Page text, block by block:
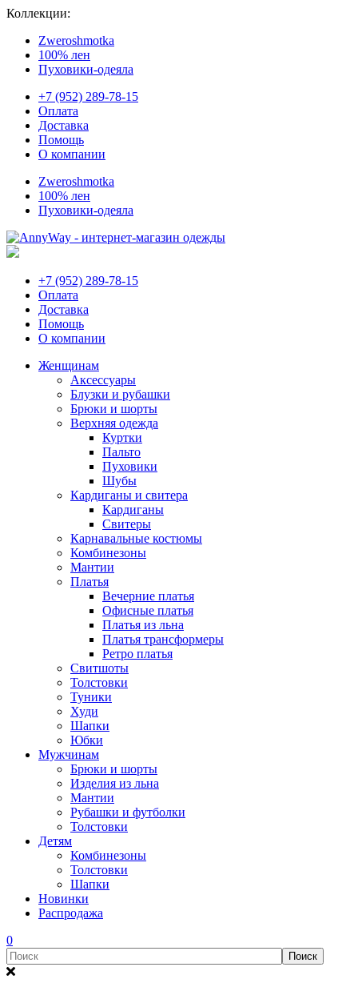
Коллекции:
Zweroshmotka
100% лен
Пуховики-одеяла
+7 (952) 289-78-15
Оплата
Доставка
Помощь
О компании
Zweroshmotka
100% лен
Пуховики-одеяла
+7 (952) 289-78-15
Оплата
Доставка
Помощь
О компании
Женщинам
Аксессуары
Блузки и рубашки
Брюки и шорты
Верхняя одежда
Куртки
Пальто
Пуховики
Шубы
Кардиганы и свитера
Кардиганы
Свитеры
Карнавальные костюмы
Комбинезоны
Мантии
Платья
Вечерние платья
Офисные платья
Платья из льна
Платья трансформеры
Ретро платья
Свитшоты
Толстовки
Туники
Худи
Шапки
Юбки
Мужчинам
Брюки и шорты
Изделия из льна
Мантии
Рубашки и футболки
Толстовки
Детям
Комбинезоны
Толстовки
Шапки
Новинки
Распродажа
0